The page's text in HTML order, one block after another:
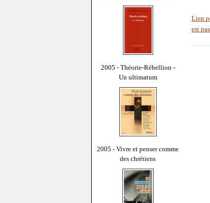
2005 - Théorie-Rébellion -
Un ultimatum
2005 - Vivre et penser comme
des chrétiens
Lien
est